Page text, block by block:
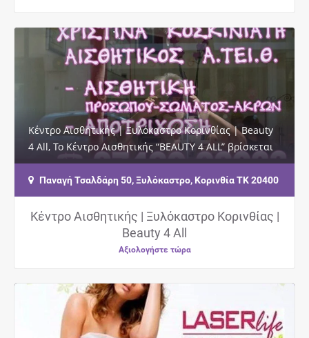
Κέντρο Αισθητικής | Ξυλόκαστρο Κορινθίας | Beauty
4 All, Το Κέντρο Αισθητικής “BEAUTY 4 ALL” βρίσκεται
στο κέντρο του…
Παναγή Τσαλδάρη 50, Ξυλόκαστρο, Κορινθία ΤΚ 20400
Κέντρο Αισθητικής | Ξυλόκαστρο Κορινθίας |
Beauty 4 All
Αξιολογήστε τώρα